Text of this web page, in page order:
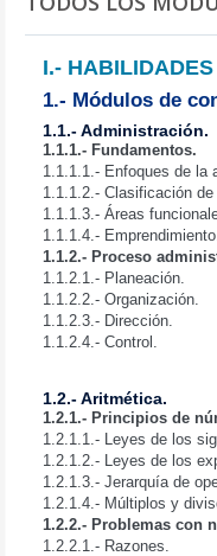
I.-
1.- Módulos de
1.1.- Administración.
1.1.1.- Fundamentos.
1.1.1.1.- Enfoques de la
1.1.1.2.- Clasificación de
1.1.1.3.- Áreas
1.1.1.4.- Emprendimiento.
1.1.2.- Proceso
1.1.2.1.- Planeación.
1.1.2.2.- Organización.
1.1.2.3.- Dirección.
1.1.2.4.- Control.
1.2.- Aritmética.
1.2.1.- Principios de
1.2.1.1.- Leyes de los
1.2.1.2.- Leyes de los
1.2.1.3.- Jerarquía de
1.2.1.4.- Múltiplos y
1.2.2.- Problemas con
1.2.2.1.- Razones.